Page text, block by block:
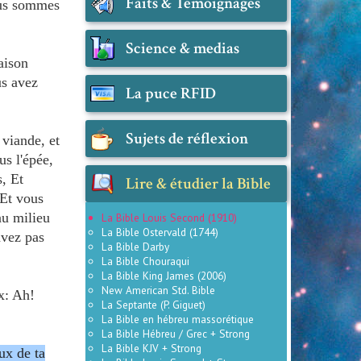
sommes
avez
et
l'épée,
Et
vous
milieu
pas
Ah!
de ta
Science & medias
La puce RFID
Sujets de réflexion
Lire & étudier la Bible
La Bible Louis Second (1910)
La Bible Ostervald (1744)
La Bible Darby
La Bible Chouraqui
La Bible King James (2006)
New American Std. Bible
La Septante (P. Giguet)
La Bible en hébreu massorétique
La Bible Hébreu / Grec + Strong
La Bible KJV + Strong